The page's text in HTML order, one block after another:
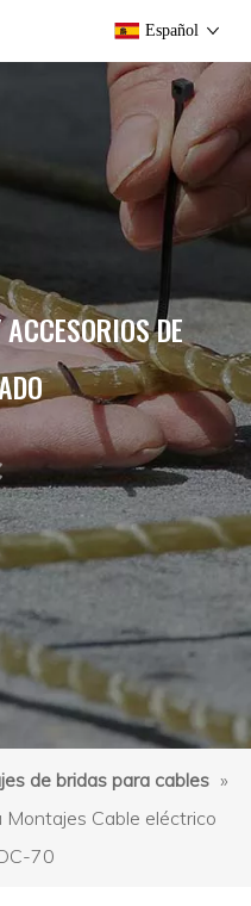
Español
DE
de bridas para cables »
Montajes Cable eléctrico
70